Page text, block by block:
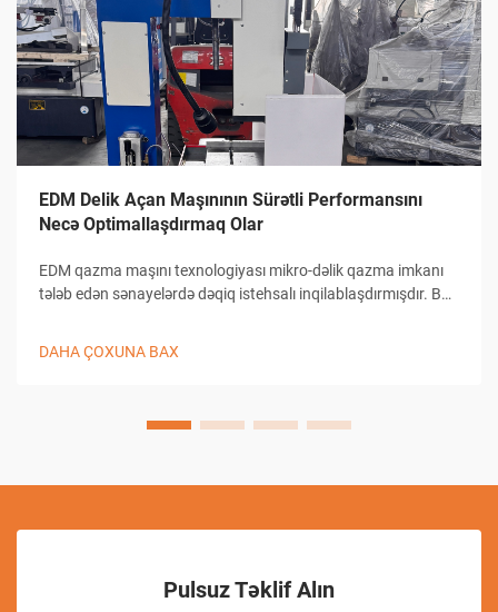
EDM Delik Açan Maşınının Sürətli Performansını
Necə Optimallaşdırmaq Olar
EDM qazma maşını texnologiyası mikro-dəlik qazma imkanı
tələb edən sənayelərdə dəqiq istehsalı inqilablaşdırmışdır. Bu
DAHA ÇOXUNA BAX
Pulsuz Təklif Alın